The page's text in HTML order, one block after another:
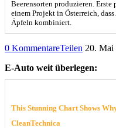
Beerensorten produzieren.
einem Projekt in Österreich,
Äpfeln kombiniert.
0 KommentareTeilen 20. Mai
E-Auto weit überlegen:
This Stunning Chart Shows
CleanTechnica